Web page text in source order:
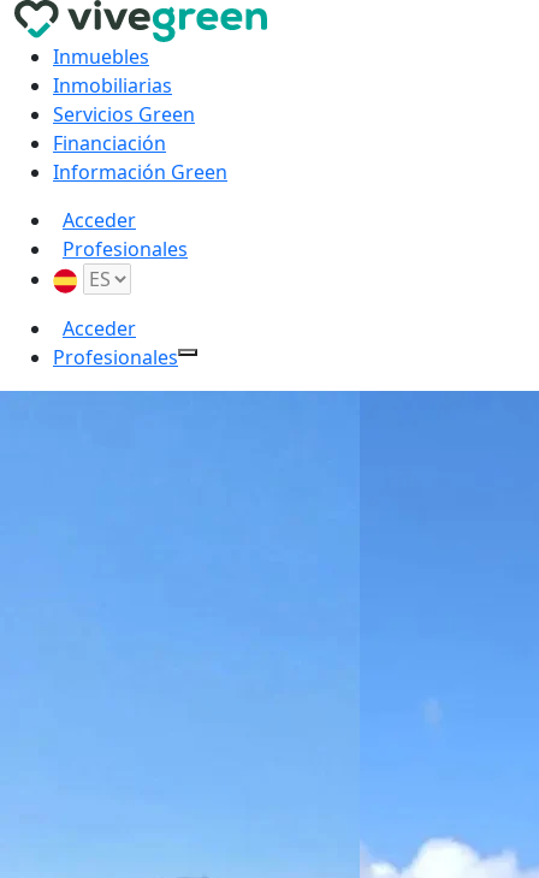
Inmuebles
Inmobiliarias
Servicios Green
Financiación
Información Green
Acceder
Profesionales
Acceder
Profesionales